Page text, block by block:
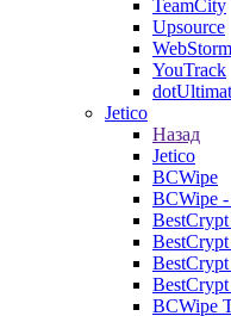
TeamCity
Upsource
WebStorm
YouTrack
Jetico
Назад
Jetico
BCWipe
BCWipe
BCWipe